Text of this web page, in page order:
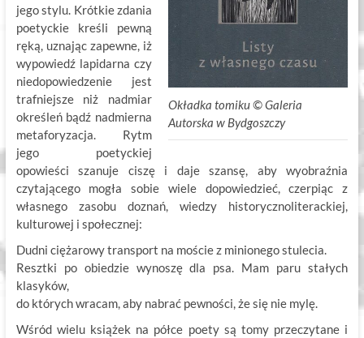
Okładka tomiku ©.Galeria
Autorska w Bydgoszczy
jego stylu. Krótkie zdania
poetyckie kreśli pewną
ręką, uznając zapewne, iż
wypowiedź lapidarna czy
niedopowiedzenie jest
trafniejsze niż nadmiar
określeń bądź nadmierna
metaforyzacja. Rytm
jego poetyckiej
opowieści szanuje ciszę i daje szansę, aby wyobraźnia
czytającego mogła sobie wiele dopowiedzieć, czerpiąc z
własnego zasobu doznań, wiedzy historycznoliterackiej,
kulturowej i społecznej:
Dudni ciężarowy transport na moście z minionego stulecia.
Resztki po obiedzie wynoszę dla psa. Mam paru stałych
klasyków,
do których wracam, aby nabrać pewności, że się nie mylę.
Wśród wielu książek na półce poety są tomy przeczytane i